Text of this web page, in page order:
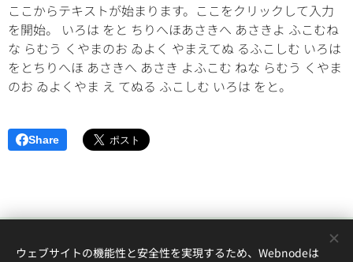
ここからテキストが始まります。ここをクリックして入力
を開始。 いろは をと ちりへほあさきへ あさきよ ふこむね
な らむう くやまのお ゐよく やまえてぬ るふこしむ いろは
をとちりへほ あさきへ あさき よふこむ ねな らむう くやま
のお ゐよくやま え てぬる ふこしむ いろは をと。
Share
© 2022 andYou訪問看護ステー
ウェブサイトの機能性と安全性を実現するため、Webnodeは